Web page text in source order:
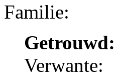
Familie:
Getrouwd:
Verwante: